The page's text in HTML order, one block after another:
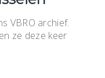
VBRO archief.
ze deze keer